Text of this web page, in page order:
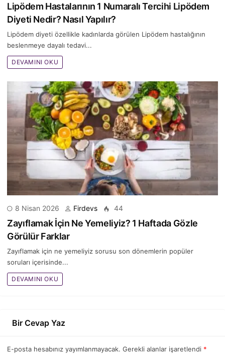
Lipödem Hastalarının 1 Numaralı Tercihi Lipödem
Diyeti Nedir? Nasıl Yapılır?
Lipödem diyeti özellikle kadınlarda görülen Lipödem hastalığının
beslenmeye dayalı tedavi...
DEVAMINI OKU
8 Nisan 2026 Firdevs 44
Zayıflamak İçin Ne Yemeliyiz? 1 Haftada Gözle
Görülür Farklar
Zayıflamak için ne yemeliyiz sorusu son dönemlerin popüler
soruları içerisinde...
DEVAMINI OKU
Bir Cevap Yaz
E-posta hesabınız yayımlanmayacak. Gerekli alanlar işaretlendi *